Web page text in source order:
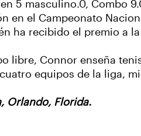
5 masculino.0, Combo
en el Campeonato
ha recibido el premio a
libre, Connor enseña
equipos de la liga,
Orlando, Florida.